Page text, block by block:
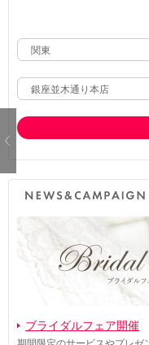
ブライダルフェア開催